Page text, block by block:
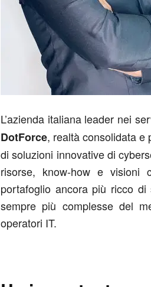
L’azienda italiana leader nei
DotForce, realtà consolidata e
di soluzioni innovative di
risorse, know-how e visioni
portafoglio ancora più ricco
sempre più complesse del
operatori IT.